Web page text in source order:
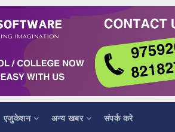
एजुकेशन अन्य खबर
संपर्क करे